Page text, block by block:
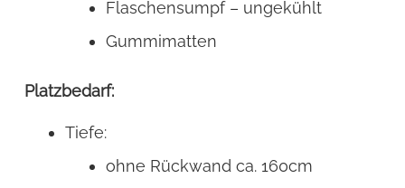
Flaschensumpf – ungekühlt
Gummimatten
Platzbedarf:
Tiefe:
ohne Rückwand ca. 160cm